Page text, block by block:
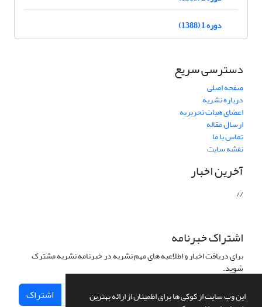
این وب سایت از کوکی ها برای اطمینان از ارائه بهترین
دوره 1 (1388)
دسترسی سریع
صفحه اصلی
درباره نشریه
اعضای هیات تحریریه
ارسال مقاله
تماس با ما
نقشه سایت
آخرین اخبار
//
اشتراک خبرنامه
برای دریافت اخبار و اطلاعیه های مهم نشریه در خبرنامه نشریه مشترک
شوید.
اشتراک